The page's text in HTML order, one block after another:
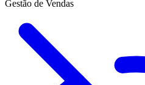
Gestão de Vendas